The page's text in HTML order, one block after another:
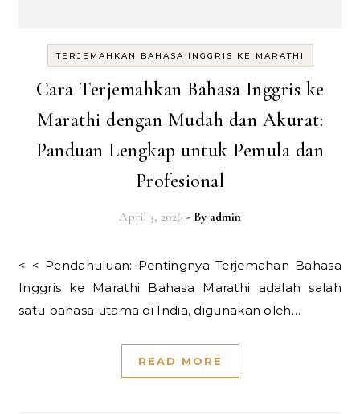
TERJEMAHKAN BAHASA INGGRIS KE MARATHI
Cara Terjemahkan Bahasa Inggris ke
Marathi dengan Mudah dan Akurat:
Panduan Lengkap untuk Pemula dan
Profesional
April 3, 2026 - By admin
< < Pendahuluan: Pentingnya Terjemahan Bahasa
Inggris ke Marathi Bahasa Marathi adalah salah
satu bahasa utama di India, digunakan oleh…
READ MORE